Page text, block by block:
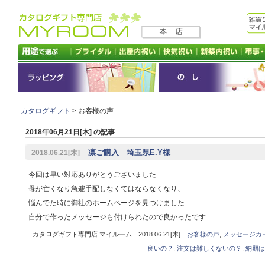
カタログギフト > お客様の声
2018年06月21日[木] の記事
2018.06.21[木] 凛ご購入 埼玉県E.Y様
今回は早い対応ありがとうございました
母が亡くなり急遽手配しなくてはならなくなり、
悩んでた時に御社のホームページを見つけました
自分で作ったメッセージも付けられたので良かったです
カタログギフト専門店 マイルーム 2018.06.21[木] お客様の声,
メッセージ
良いの？
注文は難しくないの？ 納期